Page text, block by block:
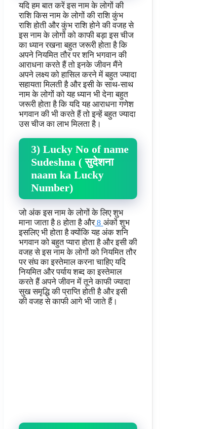
यदि हम बात करें इस नाम के लोगों की
राशि किस नाम के लोगों की राशि कुंभ
राशि होती और कुंभ राशि होने की वजह से
इस नाम के लोगों को काफी बड़ा इस चीज
का ध्यान रखना बहुत जरूरी होता है कि
अपने नियमित तौर पर शनि भगवान की
आराधना करते हैं तो इनके जीवन मैंने
अपने लक्ष्य को हासिल करने में बहुत ज्यादा
सहायता मिलती है और इसी के साथ-साथ
नाम के लोगों को यह ध्यान भी देना बहुत
जरूरी होता है कि यदि यह आराधना गणेश
भगवान की भी करते हैं तो इन्हें बहुत ज्यादा
उस चीज का लाभ मिलता है।
3) Lucky No of name
Sudeshna ( सुदेशना
naam ka Lucky
Number)
जो अंक इस नाम के लोगों के लिए शुभ
माना जाता है 8 होता है और8 अंकों शुभ
इसलिए भी होता है क्योंकि यह अंक शनि
भगवान को बहुत प्यारा होता है और इसी की
वजह से इस नाम के लोगों को नियमित तौर
पर संघ का इस्तेमाल करना चाहिए यदि
नियमित और पर्याय शब्द का इस्तेमाल
करते हैं अपने जीवन में तूने काफी ज्यादा
सुख समृद्धि की प्राप्ति होती है और इसी
की वजह से काफी आगे भी जाते हैं।